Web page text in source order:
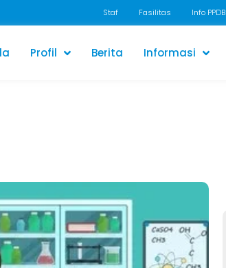
Staf Fasilitas Info PPDB
Profil Berita Informasi